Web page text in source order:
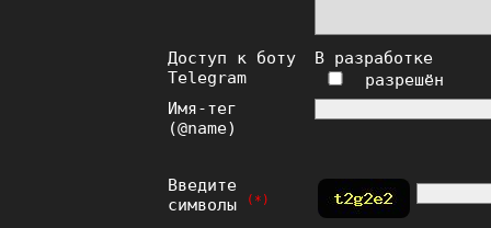
Доступ к боту
Telegram
В разработке
разрешён
Имя-тег
(@name)
Введите
символы
(*)